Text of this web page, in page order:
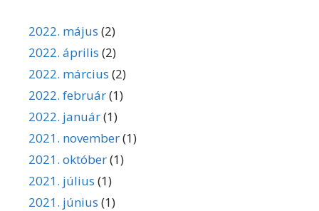
2022. május (2)
2022. április (2)
2022. március (2)
2022. február(1)
2022. január(1)
2021. november(1)
2021. október(1)
2021. július (1)
2021. június (1)